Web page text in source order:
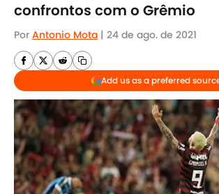
confrontos com o Grêmio
Por Antonio Mota | 24 de ago. de 2021
Add us as a preferred